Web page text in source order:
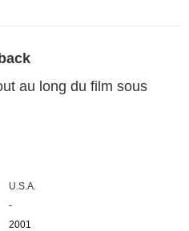
au long du film sous
U.S.A.
-
2001